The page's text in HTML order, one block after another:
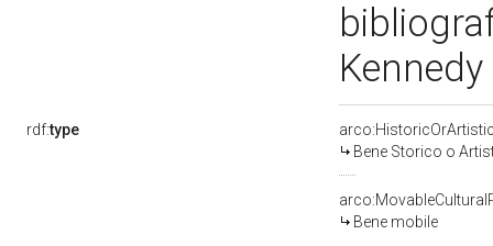
rdf:type
Bene Storico o
Bene mobile